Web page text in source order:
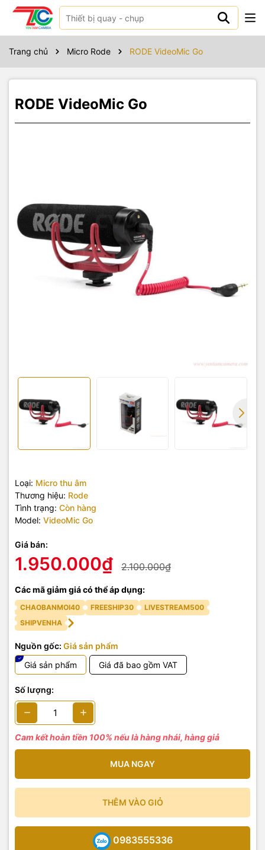
Trang chủ Micro Rode RODE VideoMic Go
RODE VideoMic Go
Loại: Micro thu âm
Thương hiệu: Rode
Tình trạng: Còn hàng
Model: VideoMic Go
Giá bán:
1.950.000₫ 2.100.000₫
Các mã giảm giá có thể áp dụng:
CHAOBANMOI40 FREESHIP30
LIVESTREAM500
SHIPVENHA
Nguồn gốc: Giá sản phẩm
Giá sản phẩm
Giá đã bao gồm VAT
Số lượng:
Cam kết hoàn tiền 100% nếu là hàng nhái, hàng giả
MUA NGAY
THÊM VÀO GIỎ
0983555336
Sản phẩm bao gồm